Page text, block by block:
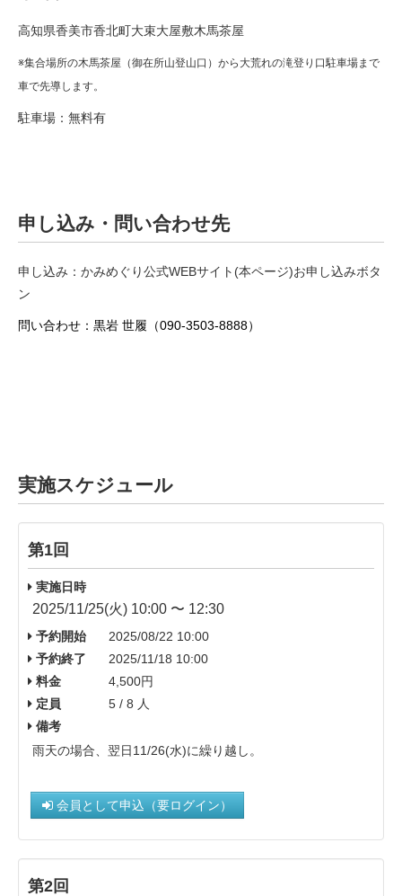
高知県香美市香北町大束大屋敷木馬茶屋
※集合場所の木馬茶屋（御在所山登山口）から大荒れの滝登り口駐車場まで
車で先導します。
駐車場：無料有
申し込み・問い合わせ先
申し込み： かみめぐり公式WEBサイト(本ページ)お申し込みボタ
ン
問い合わせ： 黒岩 世履（090-3503-8888）
実施スケジュール
第1回
実施日時
2025/11/25(火) 10:00 〜 12:30
予約開始
2025/08/22 10:00
予約終了
2025/11/18 10:00
料金
4,500円
定員
5 / 8 人
備考
雨天の場合、翌日11/26(水)に繰り越し。
会員として申込（要ログイン）
第2回